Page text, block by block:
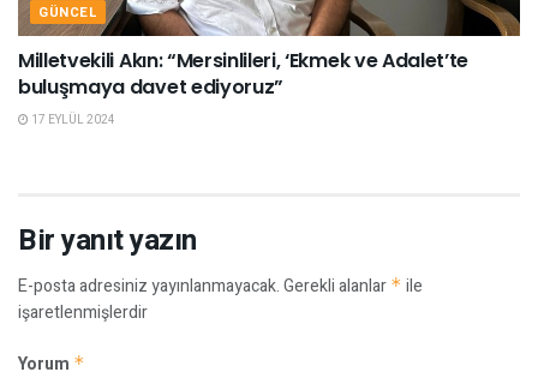
GÜNCEL
Milletvekili Akın: “Mersinlileri, ‘Ekmek ve Adalet’te
buluşmaya davet ediyoruz”
17 EYLÜL 2024
Bir yanıt yazın
E-posta adresiniz yayınlanmayacak.Gerekli alanlar * ile
işaretlenmişlerdir
Yorum *